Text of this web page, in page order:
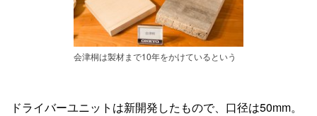
会津桐は製材まで10年をかけているという
ドライバーユニットは新開発したもので、口径は50mm。